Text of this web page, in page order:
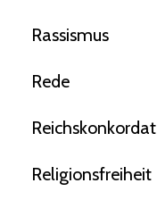
Rassismus
Rede
Reichskonkordat
Religionsfreiheit